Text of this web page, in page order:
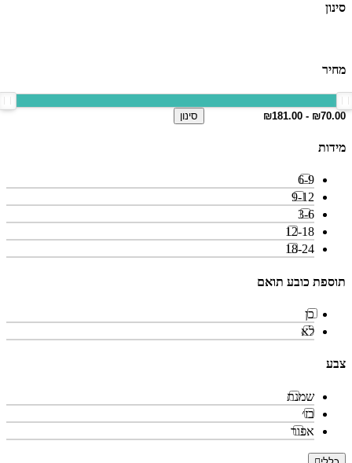
סינון
מחיר
סינון
מידות
6-9
9-12
3-6
12-18
18-24
תוספת כובע תואם
כן
לא
צבע
שמנת
בז׳
אפור